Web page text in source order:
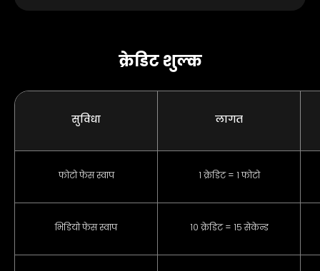
क्रेडिट शुल्क
सुविधा लागत
फोटो फेस स्वाप १ क्रेडिट = १ फोटो
भिडियो फेस स्वाप १० क्रेडिट = १५ सेकेन्ड